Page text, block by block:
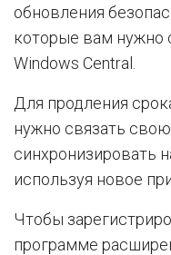
обновления
которые вам нужно
Windows Central.
Для продления
нужно связать
синхронизировать
используя новое
Чтобы
программе